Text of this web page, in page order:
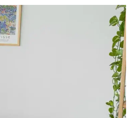
ve boyut çeşitliliği kullanım alanlarını